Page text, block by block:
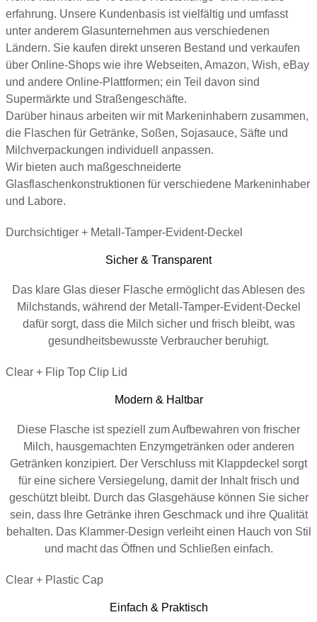
erfahrung. Unsere Kundenbasis ist vielfältig und umfasst
unter anderem Glasunternehmen aus verschiedenen
Ländern. Sie kaufen direkt unseren Bestand und verkaufen
über Online-Shops wie ihre Webseiten, Amazon, Wish, eBay
und andere Online-Plattformen; ein Teil davon sind
Supermärkte und Straßengeschäfte.
Darüber hinaus arbeiten wir mit Markeninhabern zusammen,
die Flaschen für Getränke, Soßen, Sojasauce, Säfte und
Milchverpackungen individuell anpassen.
Wir bieten auch maßgeschneiderte
Glasflaschenkonstruktionen für verschiedene Markeninhaber
und Labore.
Durchsichtiger + Metall-Tamper-Evident-Deckel
Sicher & Transparent
Das klare Glas dieser Flasche ermöglicht das Ablesen des
Milchstands, während der Metall-Tamper-Evident-Deckel
dafür sorgt, dass die Milch sicher und frisch bleibt, was
gesundheitsbewusste Verbraucher beruhigt.
Clear + Flip Top Clip Lid
Modern & Haltbar
Diese Flasche ist speziell zum Aufbewahren von frischer
Milch, hausgemachten Enzymgetränken oder anderen
Getränken konzipiert. Der Verschluss mit Klappdeckel sorgt
für eine sichere Versiegelung, damit der Inhalt frisch und
geschützt bleibt. Durch das Glasgehäuse können Sie sicher
sein, dass Ihre Getränke ihren Geschmack und ihre Qualität
behalten. Das Klammer-Design verleiht einen Hauch von Stil
und macht das Öffnen und Schließen einfach.
Clear + Plastic Cap
Einfach & Praktisch